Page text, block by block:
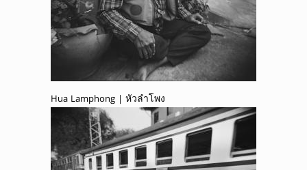
Hua Lamphong | หัวลำโพง